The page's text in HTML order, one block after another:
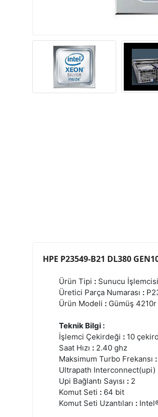
HPE P23549-B21 DL380
Ürün Tipi : Sunucu İşlemcisi
Üretici Parça Numarası :
Ürün Modeli : Gümüş 4210r
Teknik Bilgi :
İşlemci Çekirdeği : 10
Saat Hızı : 2.40 ghz
Maksimum Turbo Frekansı :
Ultrapath Interconnect(upi)
Upi Bağlantı Sayısı : 2
Komut Seti : 64 bit
Komut Seti Uzantıları :